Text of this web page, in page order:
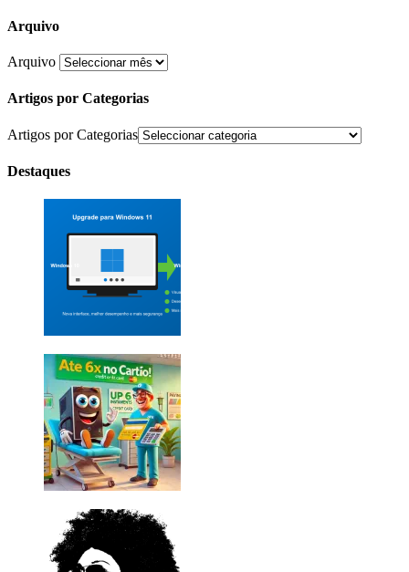
Arquivo
Arquivo
Artigos por Categorias
Artigos por Categorias
Destaques